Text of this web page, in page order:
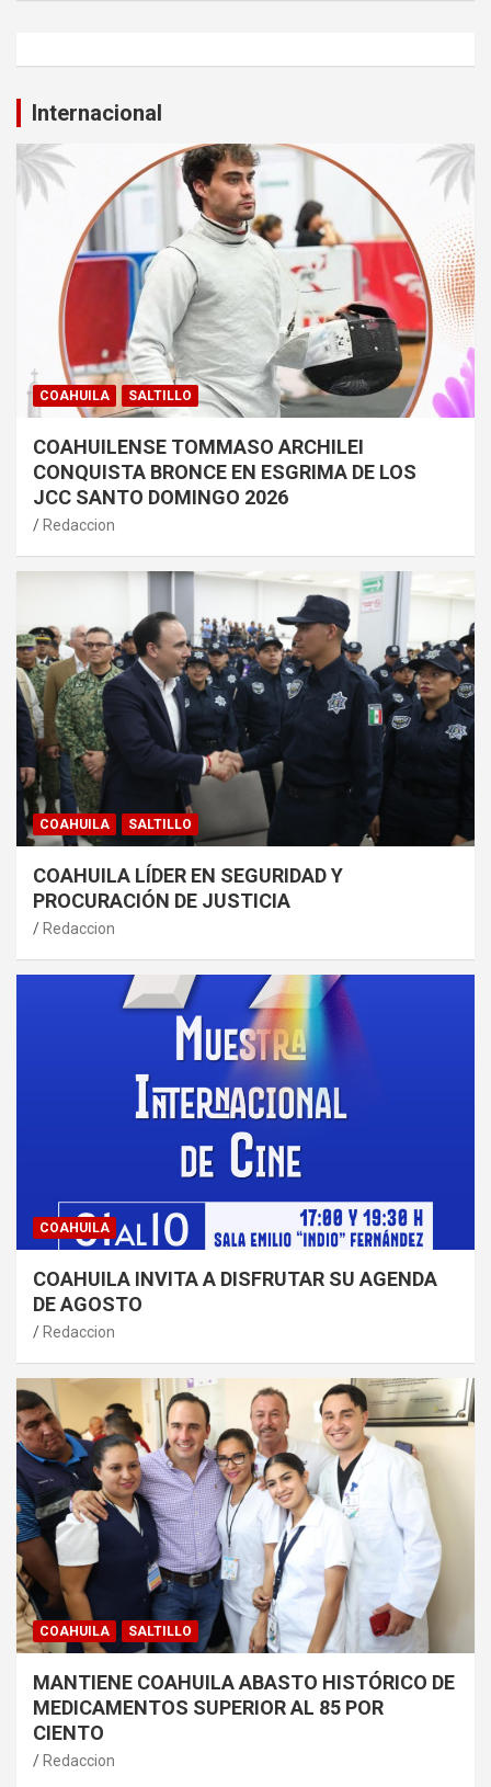
Internacional
COAHUILA SALTILLO
COAHUILENSE TOMMASO ARCHILEI
CONQUISTA BRONCE EN ESGRIMA DE LOS
JCC SANTO DOMINGO 2026
Redaccion
COAHUILA SALTILLO
COAHUILA LÍDER EN SEGURIDAD Y
PROCURACIÓN DE JUSTICIA
Redaccion
COAHUILA
COAHUILA INVITA A DISFRUTAR SU AGENDA
DE AGOSTO
Redaccion
COAHUILA SALTILLO
MANTIENE COAHUILA ABASTO HISTÓRICO DE
MEDICAMENTOS SUPERIOR AL 85 POR
CIENTO
Redaccion